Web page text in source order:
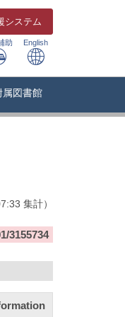
システム
助 English
属図書館
集計）
3155734